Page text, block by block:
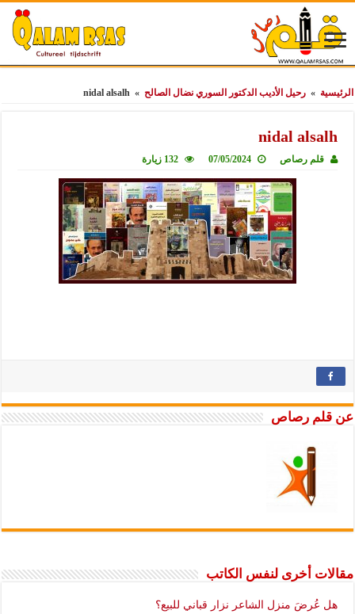
الرئيسية » رحيل الأديب الدكتور السوري نضال الصالح »
nidal alsalh
nidal alsalh
قلم رصاص 07/05/2024 132 زيارة
عن قلم رصاص
مقالات أخرى لنفس الكاتب
هل عُرضَ منزل الشاعر نزار قباني للبيع؟